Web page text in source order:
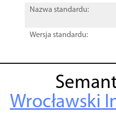
Nazwa standardu:
Wersja standardu:
Wrocławski